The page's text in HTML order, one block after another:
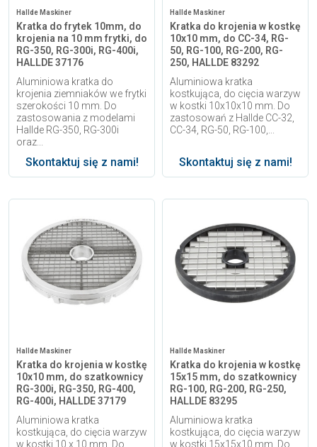
Hallde Maskiner
Kratka do frytek 10mm, do
krojenia na 10 mm frytki, do
RG-350, RG-300i, RG-400i,
HALLDE 37176
Aluminiowa kratka do
krojenia ziemniaków we frytki
szerokości 10 mm. Do
zastosowania z modelami
Hallde RG-350, RG-300i
oraz...
Skontaktuj się z nami!
Hallde Maskiner
Kratka do krojenia w kostkę
10x10 mm, do CC-34, RG-
50, RG-100, RG-200, RG-
250, HALLDE 83292
Aluminiowa kratka
kostkująca, do cięcia warzyw
w kostki 10x10x10 mm. Do
zastosowań z Hallde CC-32,
CC-34, RG-50, RG-100,...
Skontaktuj się z nami!
Hallde Maskiner
Kratka do krojenia w kostkę
10x10 mm, do szatkownicy
RG-300i, RG-350, RG-400,
RG-400i, HALLDE 37179
Aluminiowa kratka
kostkująca, do cięcia warzyw
w kostki 10 x 10 mm. Do
Hallde Maskiner
Kratka do krojenia w kostkę
15x15 mm, do szatkownicy
RG-100, RG-200, RG-250,
HALLDE 83295
Aluminiowa kratka
kostkująca, do cięcia warzyw
w kostki 15x15x10 mm. Do